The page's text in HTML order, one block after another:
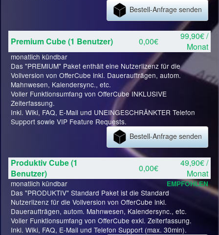
Bestell-Anfrage senden
Premium Cube (1 Benutzer) 0,00€
99,90€ /
Monat
monatlich kündbar
Das "PREMIUM" Paket enthält eine Nutzerlizenz für die
Vollversion von OfferCube inkl. Daueraufträgen, autom.
Mahnwesen, Kalendersync., etc.
Voller Funktionsumfang von OfferCube INKLUSIVE
Zeiterfassung.
Inkl. Wiki, FAQ, E-Mail und UNEINGESCHRÄNKTER Telefon
Support sowie VIP Feature Requests.
Bestell-Anfrage senden
Produktiv Cube (1
Benutzer)
0,00€
49,90€ /
Monat
monatlich kündbar EMPFOHLEN
Das "PRODUKTIV" Standard Paket ist die Standard
Nutzerlizenz für die Vollversion von OfferCube inkl.
Daueraufträgen, autom. Mahnwesen, Kalendersync., etc.
Voller Funktionsumfang von OfferCube exkl. Zeiterfassung.
Inkl. Wiki, FAQ, E-Mail und Telefon Support (max. 30min).